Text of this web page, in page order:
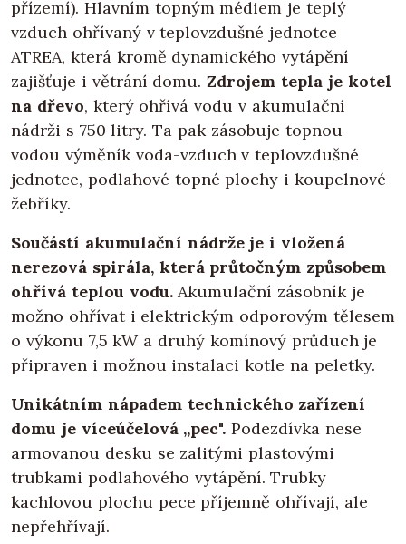
přízemí). Hlavním topným médiem je teplý
vzduch ohřívaný v teplovzdušné jednotce
ATREA, která kromě dynamického vytápění
zajišťuje i větrání domu.Zdrojem tepla je kotel
na dřevo, který ohřívá vodu v akumulační
nádrži s 750 litry. Ta pak zásobuje topnou
vodou výměník voda-vzduch v teplovzdušné
jednotce, podlahové topné plochy i koupelnové
žebříky.
Součástí akumulační nádrže je i vložená
nerezová spirála, která průtočným způsobem
ohřívá teplou vodu.Akumulační zásobník je
možno ohřívat i elektrickým odporovým tělesem
o výkonu 7,5 kW a druhý komínový průduch je
připraven i možnou instalaci kotle na peletky.
Unikátním nápadem technického zařízení
domu je víceúčelová „pec". Podezdívka nese
armovanou desku se zalitými plastovými
trubkami podlahového vytápění. Trubky
kachlovou plochu pece příjemně ohřívají, ale
nepřehřívají.